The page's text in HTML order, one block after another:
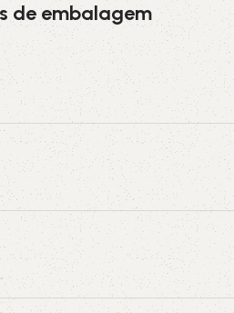
de embalagem